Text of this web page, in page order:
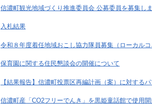
学校給食
信濃町観光地域づくり推進委員会 公募委員を募集し
入札結果
令和８年度着任地域おこし協力隊員募集（ローカルコ
保育園に関する住民懇談会の開催について
【結果報告】信濃町投票区再編計画（案）に対する
信濃町産「CO2フリーでんき」を黒姫童話館で使用